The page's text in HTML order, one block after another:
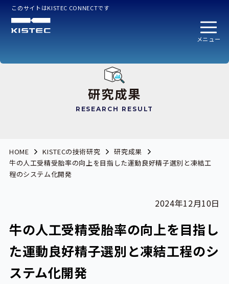
このサイトはKISTEC CONNECTです
メニュー
研究成果
RESEARCH RESULT
HOME KISTECの技術研究
研究成果
牛の人工受精受胎率の向上を目指した運動良好精子選別と凍結工
程のシステム化開発
2024年12月10日
牛の人工受精受胎率の向上を目指し
た運動良好精子選別と凍結工程のシ
ステム化開発